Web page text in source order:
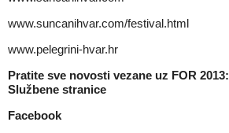
www.suncanihvar.com/festival.html
www.pelegrini-hvar.hr
Pratite sve novosti vezane uz FOR 2013:
Službene stranice
Facebook